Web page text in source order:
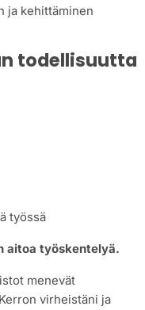
ja kehittäminen
todellisuutta
työssä
aitoa työskentelyä.
menevät
virheistäni ja